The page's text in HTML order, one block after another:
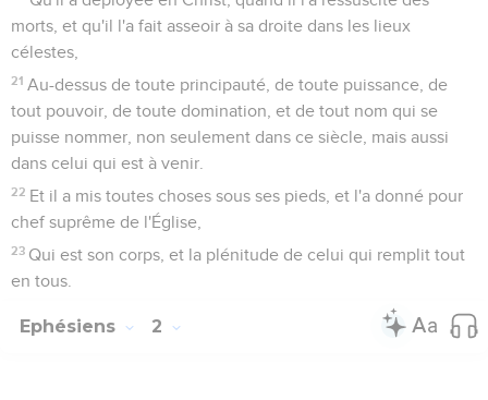
morts, et qu'il l'a fait asseoir à sa droite dans les lieux
célestes,
21 Au-dessus de toute principauté, de toute puissance, de
tout pouvoir, de toute domination, et de tout nom qui se
puisse nommer, non seulement dans ce siècle, mais aussi
dans celui qui est à venir.
22 Et il a mis toutes choses sous ses pieds, et l'a donné pour
chef suprême de l'Église,
23 Qui est son corps, et la plénitude de celui qui remplit tout
en tous.
Ephésiens 2